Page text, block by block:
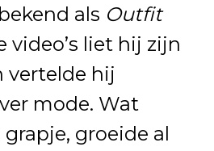
als Outfit
video’s liet hij zijn
vertelde hij
mode. Wat
groeide al